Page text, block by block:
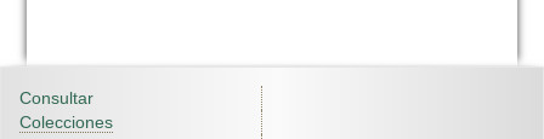
Consultar
Colecciones